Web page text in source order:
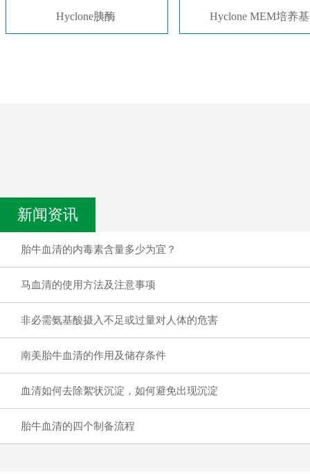
Hyclone胰酶 Hyclone MEM培养基
新闻资讯
胎牛血清的内毒素含量多少为宜？
马血清的使用方法及注意事项
非必需氨基酸摄入不足或过量对人体的危害
南美胎牛血清的作用及储存条件
血清如何去除絮状沉淀，如何避免出现沉淀
胎牛血清的四个制备流程